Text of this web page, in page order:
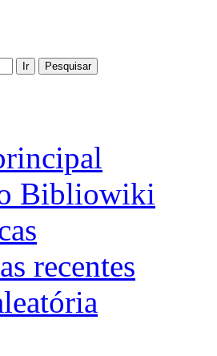
Bibliowiki
recentes